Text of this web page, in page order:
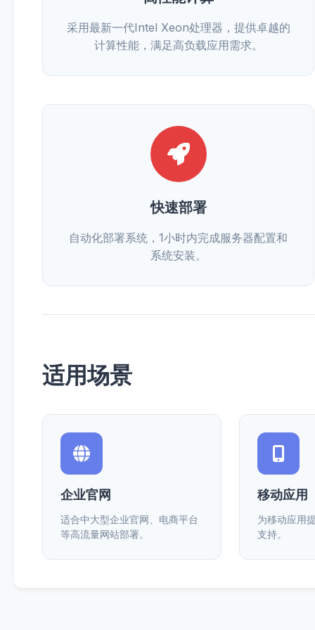
采用最新一代Intel Xeon处理器，提供卓越的
计算性能，满足高负载应用需求。
快速部署
自动化部署系统，1小时内完成服务器配置和
系统安装。
适用场景
企业官网
适合中大型企业官网、电商平台
等高流量网站部署。
移动应用
为移动应用
支持。